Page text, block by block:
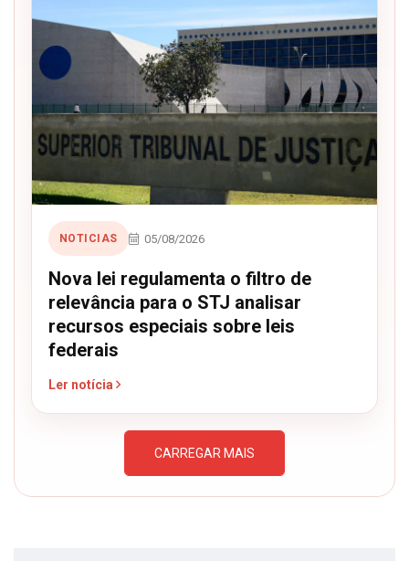
NOTICIAS 05/08/2026
Nova lei regulamenta o filtro de
relevância para o STJ analisar
recursos especiais sobre leis
federais
Ler notícia
CARREGAR MAIS